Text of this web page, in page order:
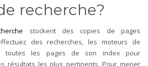
recherche?
stockent des copies de pages
des recherches, les moteurs de
toutes les pages de son index pour
résultats les plus pertinents. Pour mener